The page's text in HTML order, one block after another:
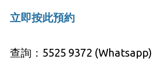
立即按此預約
查詢：5525 9372 (Whatsapp)